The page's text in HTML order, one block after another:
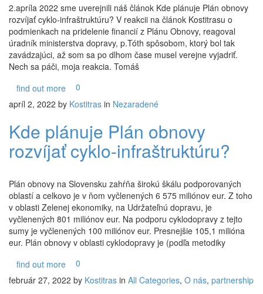
2.apríla 2022 sme uverejnili náš článok Kde plánuje Plán obnovy
rozvíjať cyklo-infraštruktúru? V reakcii na článok Kostitrasu o
podmienkach na pridelenie financií z Plánu Obnovy, reagoval
úradník ministerstva dopravy, p.Tóth spôsobom, ktorý bol tak
zavádzajúci, až som sa po dlhom čase musel verejne vyjadriť.
Nech sa páči, moja reakcia. Tomáš
find out more
0
apríl 2, 2022 by Kostitras in Nezaradené
Kde plánuje Plán obnovy
rozvíjať cyklo-infraštruktúru?
Plán obnovy na Slovensku zahŕňa širokú škálu podporovaných
oblastí a celkovo je v ňom vyčlenených 6 575 miliónov eur. Z toho
v oblasti Zelenej ekonomiky, na Udržateľnú dopravu, je
vyčlenených 801 miliónov eur. Na podporu cyklodopravy z tejto
sumy je vyčlenených 100 miliónov eur. Presnejšie 105,1 milióna
eur. Plán obnovy v oblasti cyklodopravy je (podľa metodiky
find out more
0
február 27, 2022 by Kostitras in All Categories, O nás, partnership